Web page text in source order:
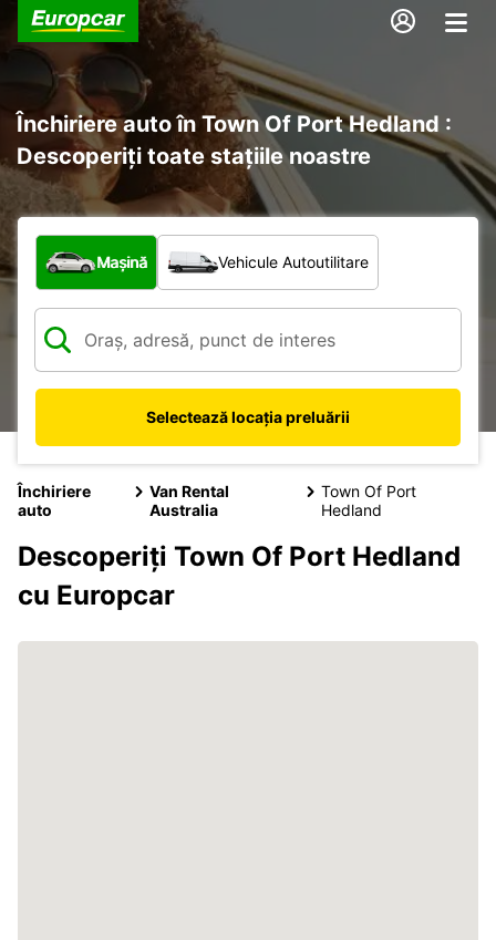
Închiriere auto în Town Of Port Hedland :
Descoperiți toate stațiile noastre
Ce tip de vehicul?
Mașină Vehicule Autoutilitare
Selectează locația preluării
Închiriere
auto
Van Rental
Australia
Town Of Port
Hedland
Descoperiți Town Of Port Hedland
cu Europcar